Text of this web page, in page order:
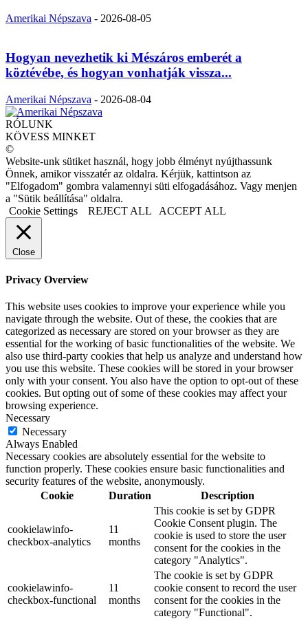
Amerikai Népszava - 2026-08-05
Hogyan nevezhetik ki Mészáros emberét a
köztévébe, és hogyan vonhatják vissza...
Amerikai Népszava - 2026-08-04
RÓLUNK
KÖVESS MINKET
©
Website-unk sütiket használ, hogy jobb élményt nyújthassunk
Önnek, amikor visszatér az oldalra. Kérjük, kattintson az
"Elfogadom" gombra valamennyi süti elfogadásához. Vagy menjen
a "Sütik beállítása" oldalra.
Cookie Settings
REJECT ALL ACCEPT ALL
Close
Privacy Overview
This website uses cookies to improve your experience while you
navigate through the website. Out of these, the cookies that are
categorized as necessary are stored on your browser as they are
essential for the working of basic functionalities of the website. We
also use third-party cookies that help us analyze and understand how
you use this website. These cookies will be stored in your browser
only with your consent. You also have the option to opt-out of these
cookies. But opting out of some of these cookies may affect your
browsing experience.
Necessary
Necessary
Always Enabled
Necessary cookies are absolutely essential for the website to
function properly. These cookies ensure basic functionalities and
security features of the website, anonymously.
Cookie
Duration Description
cookielawinfo-
checkbox-analytics
11
months
This cookie is set by GDPR
Cookie Consent plugin. The
cookie is used to store the user
consent for the cookies in the
category "Analytics".
cookielawinfo-
checkbox-functional
11
months
The cookie is set by GDPR
cookie consent to record the user
consent for the cookies in the
category "Functional".